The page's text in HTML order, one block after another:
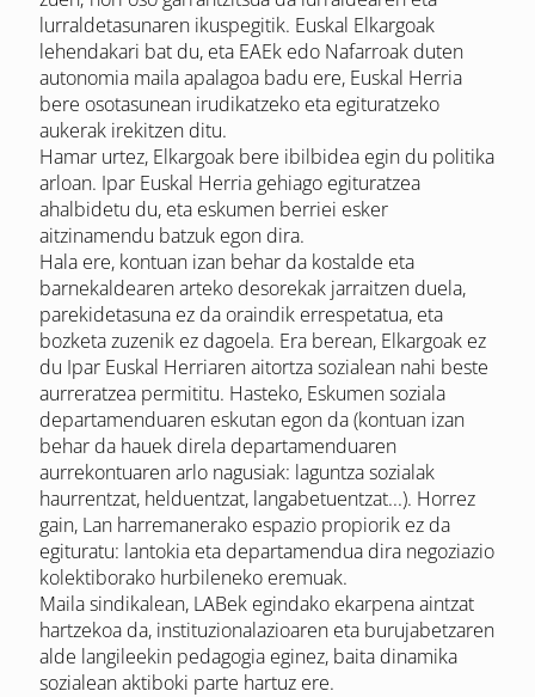
lurraldetasunaren ikuspegitik. Euskal Elkargoak
lehendakari bat du, eta EAEk edo Nafarroak duten
autonomia maila apalagoa badu ere, Euskal Herria
bere osotasunean irudikatzeko eta egituratzeko
aukerak irekitzen ditu.
Hamar urtez, Elkargoak bere ibilbidea egin du politika
arloan. Ipar Euskal Herria gehiago egituratzea
ahalbidetu du, eta eskumen berriei esker
aitzinamendu batzuk egon dira.
Hala ere, kontuan izan behar da kostalde eta
barnekaldearen arteko desorekak jarraitzen duela,
parekidetasuna ez da oraindik errespetatua, eta
bozketa zuzenik ez dagoela. Era berean, Elkargoak ez
du Ipar Euskal Herriaren aitortza sozialean nahi beste
aurreratzea permititu. Hasteko, Eskumen soziala
departamenduaren eskutan egon da (kontuan izan
behar da hauek direla departamenduaren
aurrekontuaren arlo nagusiak: laguntza sozialak
haurrentzat, helduentzat, langabetuentzat...). Horrez
gain, Lan harremanerako espazio propiorik ez da
egituratu: lantokia eta departamendua dira negoziazio
kolektiborako hurbileneko eremuak.
Maila sindikalean, LABek egindako ekarpena aintzat
hartzekoa da, instituzionalazioaren eta burujabetzaren
alde langileekin pedagogia eginez, baita dinamika
sozialean aktiboki parte hartuz ere.